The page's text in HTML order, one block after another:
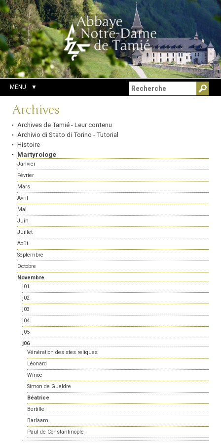
Aller
au
contenu.
|
Aller
à
la
navigation
Outils
personnels
Chercher par
Recherche
avancée…
MENU
Navigation
Archives
Archives de Tamié - Leur contenu
Archivio di Stato di Torino - Tutorial
Histoire
Martyrologe
Janvier
Février
Mars
Avril
Mai
Juin
Juillet
Août
Septembre
Octobre
Novembre
j01
j02
j03
j04
j05
j06
Vénération des stes reliques
Léonard
Winoc
Simon de Gueldre
Béatrice
Bertille
Barlaam
Paul de Constantinople